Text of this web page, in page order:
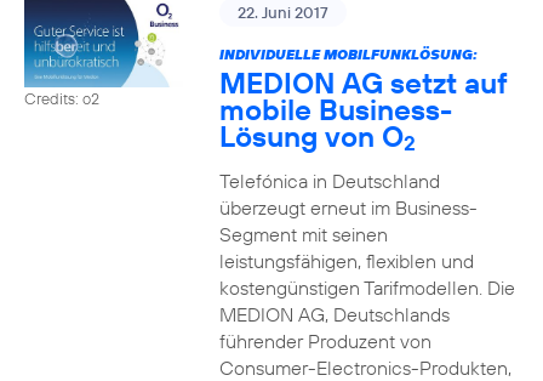
Credits: o2
22. Juni 2017
INDIVIDUELLE MOBILFUNKLÖSUNG:
MEDION AG setzt auf
mobile Business-
Lösung von O2
Telefónica in Deutschland
überzeugt erneut im Business-
Segment mit seinen
leistungsfähigen, flexiblen und
kostengünstigen Tarifmodellen. Die
MEDION AG, Deutschlands
führender Produzent von
Consumer-Electronics-Produkten,